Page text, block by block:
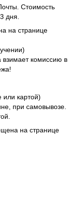
Стоимость
дня.
на странице
комиссию в
или картой)
при самовывозе.
на странице